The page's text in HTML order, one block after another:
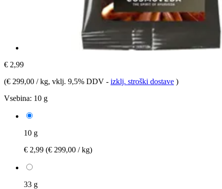
€ 2,99
(€ 299,00 / kg, vklj. 9,5% DDV - izklj. stroški dostave )
Vsebina: 10 g
10 g
€ 2,99 (€ 299,00 / kg)
33 g